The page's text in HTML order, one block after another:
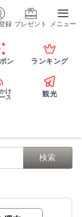
録 プレゼント メニュー
ン ランキング
け
ス
観光